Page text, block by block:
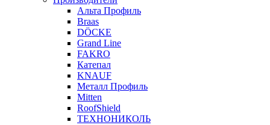
Альта Профиль
Braas
DÖCKE
Grand Line
FAKRO
Катепал
KNAUF
Металл Профиль
Mitten
RoofShield
ТЕХНОНИКОЛЬ